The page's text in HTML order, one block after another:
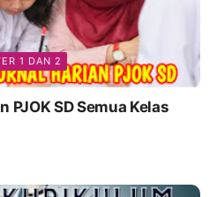
1 DAN 2
PJOK SD Semua Kelas